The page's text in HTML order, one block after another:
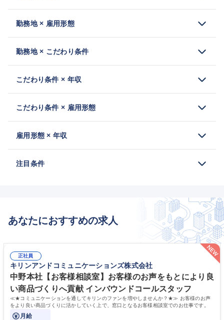
勤務地 × 雇用形態
勤務地 × こだわり条件
こだわり条件 × 年収
こだわり条件 × 雇用形態
雇用形態 × 年収
注目条件
あなたにおすすめの求人
正社員
キリンアンドコミュニケーションズ株式会社
中野本社【お客様相談室】お客様のお声をもとにより良
い商品づくりへ貢献 インバウンドコールスタッフ
≪★コミュニケーションを通してキリンのファンを増やしませんか？★≫ お客様のお声
をより良い商品づくりに活かしていく上で、窓口となるお客様相談室でのお仕事です。
月給